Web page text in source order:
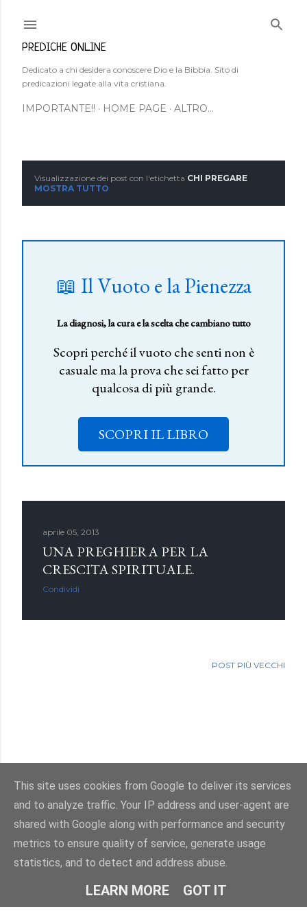
PREDICHE ONLINE
Dedicato a chi desidera conoscere Dio e la Bibbia. Sito di
predicazioni legate alla vita cristiana.
IMPORTANTE!! HOME PAGE ALTRO…
s
Visualizzazione dei post con l'etichetta CHI PREGARE
MOSTRA TUTTO
📖 Il Vuoto e la Pienezza
La diagnosi, la cura e la scelta che cambiano tutto
Scopri perché il vuoto che senti non è
casuale ma la prova che sei fatto per
qualcosa di più grande.
SCOPRI IL LIBRO
aprile 05, 2013
UNA PREGHIERA PER LA
CRESCITA SPIRITUALE.
Condividi
POST PIÙ VECCHI
Powered by Blogger
Immagini dei temi dienot-poloskun
© Salvatore Di Dio 2013-2026.Tutti i diritti sono riservati
This site uses cookies from Google to deliver its services
and to analyze traffic. Your IP address and user-agent are
shared with Google along with performance and security
metrics to ensure quality of service, generate usage
statistics, and to detect and address abuse.
LEARN MORE GOT IT